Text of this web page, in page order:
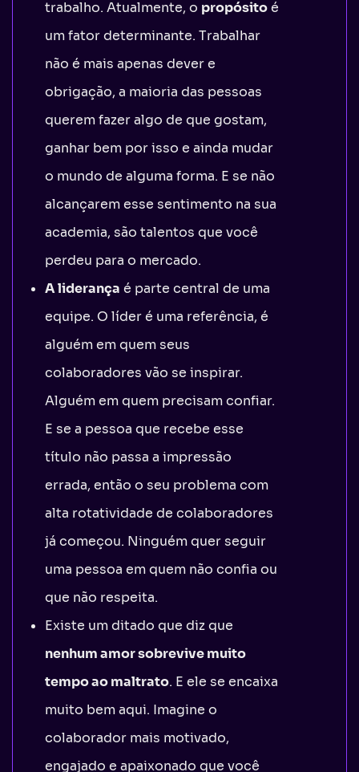
trabalho. Atualmente, o propósitoé
um fator determinante. Trabalhar
não é mais apenas dever e
obrigação, a maioria das pessoas
querem fazer algo de que gostam,
ganhar bem por isso e ainda mudar
o mundo de alguma forma. E se não
alcançarem esse sentimento na sua
academia, são talentos que você
perdeu para o mercado.
A liderança é parte central de uma
equipe. O líder é uma referência, é
alguém em quem seus
colaboradores vão se inspirar.
Alguém em quem precisam confiar.
E se a pessoa que recebe esse
título não passa a impressão
errada, então o seu problema com
alta rotatividade de colaboradores
já começou. Ninguém quer seguir
uma pessoa em quem não confia ou
que não respeita.
Existe um ditado que diz que
nenhum amor sobrevive muito
tempo ao maltrato. E ele se encaixa
muito bem aqui. Imagine o
colaborador mais motivado,
engajado e apaixonado que você